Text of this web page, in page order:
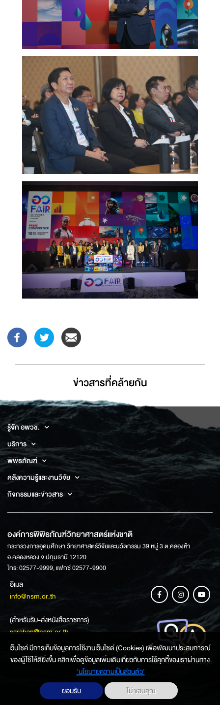
ข่าวสารที่่คล้ายกัน
รู้จัก อพวช.
บริการ
พิพิธภัณฑ์
คลังความรู้และงานวิจัย
กิจกรรมและข่าวสาร
องค์การพิพิธภัณฑ์วิทยาศาสตร์แห่งชาติ
กระทรวงการอุดมศึกษา วิทยาศาสตร์วิจัยและนวัตกรรม 39 หมู่ 3 ต.คลองห้า
อ.คลองหลวง จ.ปทุมธานี 12120
โทร: 02577-9999, แฟกซ์ 02577-9900
อีเมล
info@nsm.or.th
(สำหรับรับ-ส่งหนังสือราชการ)
saraban@nsm.or.th
ช่องทางการสอบถามข้อมูล
เว็บไซค์ มีการเก็บข้อมูลการใช้งานเว็บไซต์ (Cookies) เพื่อพัฒนาประสบการณ์
ของผู้ใช้ให้ดียิ่งขึ้น คลิกเพื่อดูข้อมูลเพิ่มเติมเกี่ยวกับการใช้คุกกี้ของเราผ่านทาง
‘นโยบายความเป็นส่วนตัว'
ยอมรับ
ไม่ ขอบคุณ